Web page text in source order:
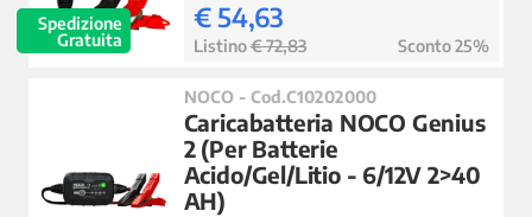
Spedizione
Gratuita
€ 54,63
Listino€ 72,83 Sconto 25%
NOCO - Cod.C10202000
Caricabatteria NOCO Genius
2 (Per Batterie
Acido/Gel/Litio - 6/12V 2>40
AH)